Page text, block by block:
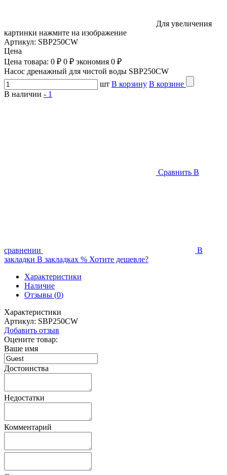
Для увеличения
картинки нажмите на изображение
Артикул: SBP250CW
Цена
Цена товара: 0 ₽ 0 ₽ экономия 0 ₽
Насос дренажный для чистой воды SBP250CW
шт В корзину В корзине
В наличии - 1
Сравнить В
сравнении
В
закладки В закладках % Хотите дешевле?
Характеристики
Наличие
Отзывы (0)
Характеристики
Артикул: SBP250CW
Добавить отзыв
Оцените товар:
Ваше имя
Достоинства
Недостатки
Комментарий